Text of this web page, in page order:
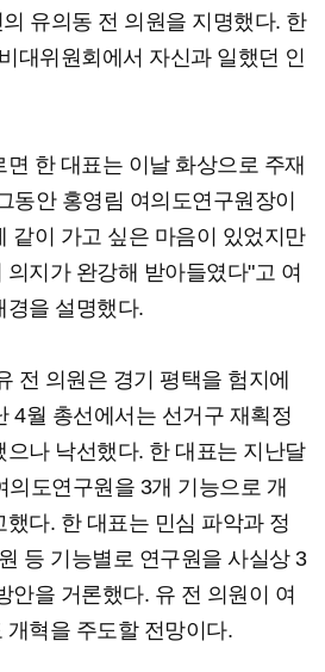
유의동 전 의원을 지명했다. 한
대위원회에서 자신과 일했던 인
한 대표는 이날 화상으로 주재
동안 홍영림 여의도연구원장이
같이 가고 싶은 마음이 있었지만
지가 완강해 받아들였다"고 여
경을 설명했다.
전 의원은 경기 평택을 험지에
4월 총선에서는 선거구 재획정
나 낙선했다. 한 대표는 지난달
의도연구원을 3개 기능으로 개
다. 한 대표는 민심 파악과 정
등 기능별로 연구원을 사실상 3
안을 거론했다. 유 전 의원이 여
혁을 주도할 전망이다.